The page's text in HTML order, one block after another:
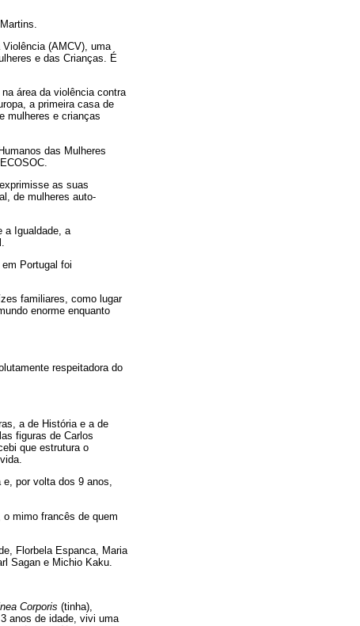
(AMCV), uma
e das Crianças. É
área da violência contra
a primeira casa de
mulheres e crianças
das Mulheres
as suas
de mulheres auto-
a Igualdade, a
Portugal foi
familiares, como lugar
enorme enquanto
respeitadora do
a de História e a de
figuras de Carlos
que estrutura o
por volta dos 9 anos,
mimo francês de quem
Florbela Espanca, Maria
Sagan e Michio Kaku.
Corporis (tinha),
anos de idade, vivi uma